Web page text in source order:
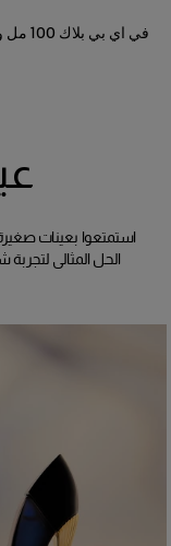
212 في اي بي بلاك 100 مل وجل استحمام 100 مل وميجاسبريتزر 10 مل
استمتعوا بعينات
الحل المثالي لتجربة